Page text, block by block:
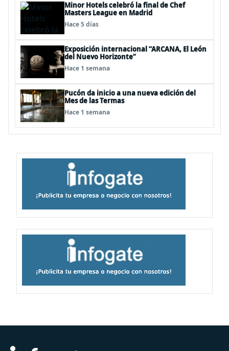
Minor Hotels celebró la final de Chef
Masters League en Madrid
Hace 5 días
Exposición internacional “ARCANA, El León
del Nuevo Horizonte”
Hace 1 semana
Pucón da inicio a una nueva edición del
Mes de las Termas
Hace 1 semana